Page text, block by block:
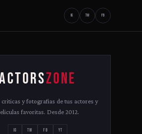
IG TW FB
ZONE
criticas y fotografias de tus actores y
favoritas. Desde 2012.
IG TW FB YT